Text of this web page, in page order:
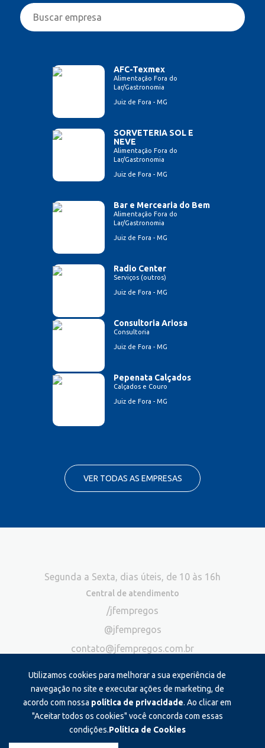
AFC-Texmex
Alimentação Fora do
Lar/Gastronomia
Juiz de Fora - MG
SORVETERIA SOL E
NEVE
Alimentação Fora do
Lar/Gastronomia
Juiz de Fora - MG
Bar e Mercearia do Bem
Alimentação Fora do
Lar/Gastronomia
Juiz de Fora - MG
Radio Center
Serviços (outros)
Juiz de Fora - MG
Consultoria Ariosa
Consultoria
Juiz de Fora - MG
Pepenata Calçados
Calçados e Couro
Juiz de Fora - MG
VER TODAS AS EMPRESAS
Utilizamos cookies para melhorar a sua experiência de
navegação no site e executar ações de marketing, de
acordo com nossa política de privacidade. Ao clicar em
"Aceitar todos os cookies" você concorda com essas
condições.Política de Cookies
Segunda a Sexta, dias úteis, de 10 às 16h
Central de atendimento
/jfempregos
@jfempregos
contato@jfempregos.com.br
Publicidade
*Exclusivo para atendimento via chat. Não atendemos ligações neste
canal
Produzido e administrado por: